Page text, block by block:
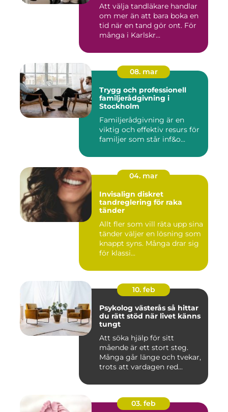
Att välja tandläkare handlar
om mer än att bara boka en
tid när en tand gör ont. För
många i Karlskr...
08. mar
Trygg och professionell
familjerådgivning i
Stockholm
Familjerådgivning är en
viktig och effektiv resurs för
familjer som står inf&o...
04. mar
Invisalign diskret
tandreglering för raka
tänder
Allt fler som vill räta upp sina
tänder väljer en lösning som
knappt syns. Många drar sig
för klassi...
10. feb
Psykolog västerås så hittar
du rätt stöd när livet känns
tungt
Att söka hjälp för sitt
mående är ett stort steg.
Många går länge och tvekar,
trots att vardagen red...
03. feb